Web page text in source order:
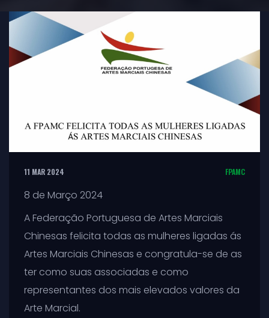
11 MAR 2024 FPAMC
8 de Março 2024
A Federação Portuguesa de Artes Marciais
Chinesas felicita todas as mulheres ligadas ás
Artes Marciais Chinesas e congratula-se de as
ter como suas associadas e como
representantes dos mais elevados valores da
Arte Marcial.